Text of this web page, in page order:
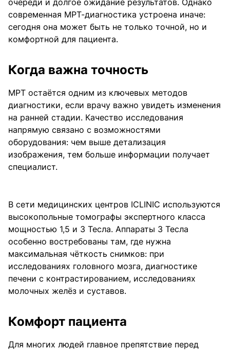
современная МРТ-диагностика устроена иначе:
сегодня она может быть не только точной, но и
комфортной для пациента.
Когда важна точность
МРТ остаётся одним из ключевых методов
диагностики, если врачу важно увидеть изменения
на ранней стадии. Качество исследования
напрямую связано с возможностями
оборудования: чем выше детализация
изображения, тем больше информации получает
специалист.
В сети медицинских центров ICLINIC используются
высокопольные томографы экспертного класса
мощностью 1,5 и 3 Тесла. Аппараты 3 Тесла
особенно востребованы там, где нужна
максимальная чёткость снимков: при
исследованиях головного мозга, диагностике
печени с контрастированием, исследованиях
молочных желёз и суставов.
Комфорт пациента
Для многих людей главное препятствие перед